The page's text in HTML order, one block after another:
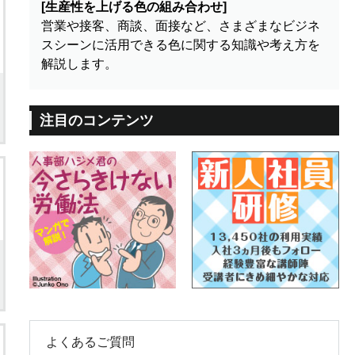
[生産性を上げる色の組み合わせ]
営業や接客、商談、面接など、さまざまなビジネ
スシーンに活用できる色に関する知識や考え方を
解説します。
注目のコンテンツ
よくあるご質問